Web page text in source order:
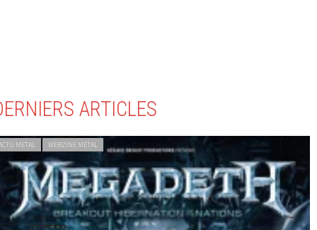
ARTICLES
METAL WEBZINE METAL